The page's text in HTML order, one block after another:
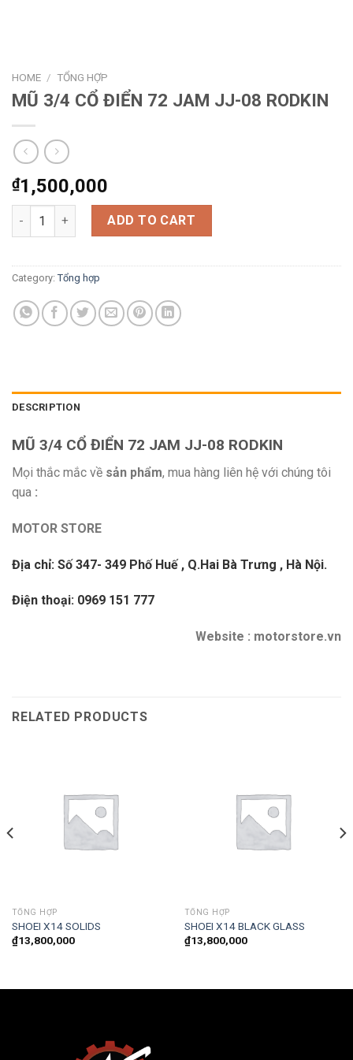
HOME / TỔNG HỢP
MŨ 3/4 CỔ ĐIỂN 72 JAM JJ-08 RODKIN
₫1,500,000
MŨ 3/4 CỔ ĐIỂN 72 JAM JJ-08 RODKIN quantity
ADD TO CART
Category: Tổng hợp
DESCRIPTION
MŨ 3/4 CỔ ĐIỂN 72 JAM JJ-08 RODKIN
Mọi thắc mắc về sản phẩm, mua hàng liên hệ với chúng tôi
qua :
MOTOR STORE
Địa chỉ: Số 347- 349 Phố Huế , Q.Hai Bà Trưng , Hà Nội.
Điện thoại: 0969 151 777
Website : motorstore.vn
RELATED PRODUCTS
TỔNG HỢP
SHOEI X14 SOLIDS
₫13,800,000
TỔNG HỢP
SHOEI X14 BLACK GLASS
₫13,800,000